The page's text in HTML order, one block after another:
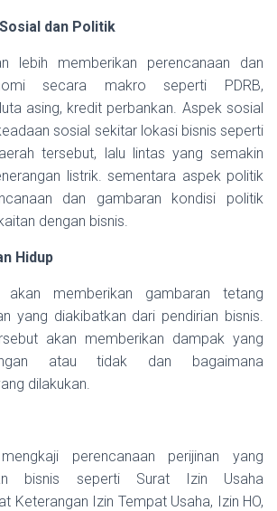
dan Politik
lebih memberikan perencanaan dan
secara makro seperti PDRB,
asing, kredit perbankan. Aspek sosial
sosial sekitar lokasi bisnis seperti
tersebut, lalu lintas yang semakin
listrik. sementara aspek politik
dan gambaran kondisi politik
dengan bisnis.
Hidup
memberikan gambaran tetang
yang diakibatkan dari pendirian bisnis.
akan memberikan dampak yang
atau tidak dan bagaimana
dilakukan.
perencanaan perijinan yang
bisnis seperti Surat Izin Usaha
Keterangan Izin Tempat Usaha, Izin HO,